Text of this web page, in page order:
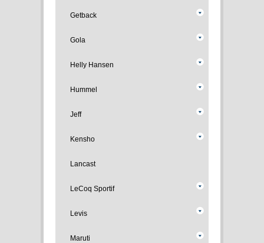
Getback
Gola
Helly Hansen
Hummel
Jeff
Kensho
Lancast
LeCoq Sportif
Levis
Maruti